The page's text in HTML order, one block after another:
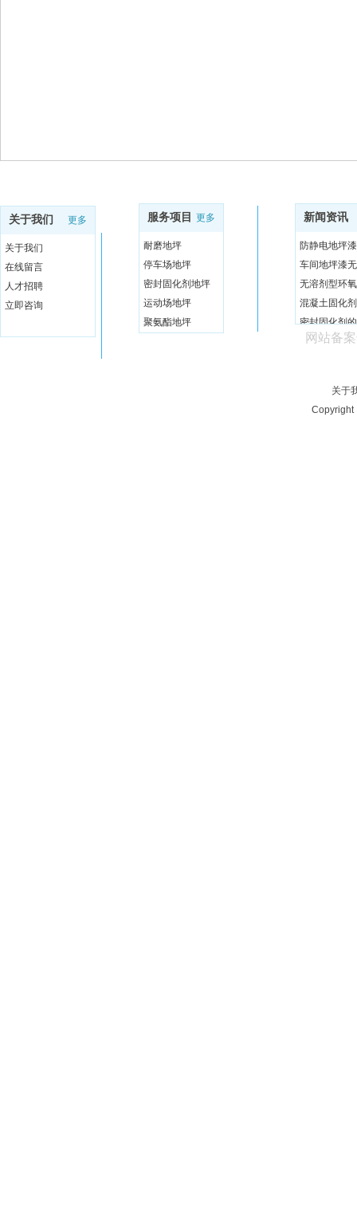
关于我们 更多
关于我们
在线留言
人才招聘
立即咨询
服务项目 更多
耐磨地坪
停车场地坪
密封固化剂地坪
运动场地坪
聚氨酯地坪
新闻资讯
防静电地坪
车间地坪漆
无溶剂型环
混凝土固化
密封固化剂
为什么说混
网站备
关于
Copyright